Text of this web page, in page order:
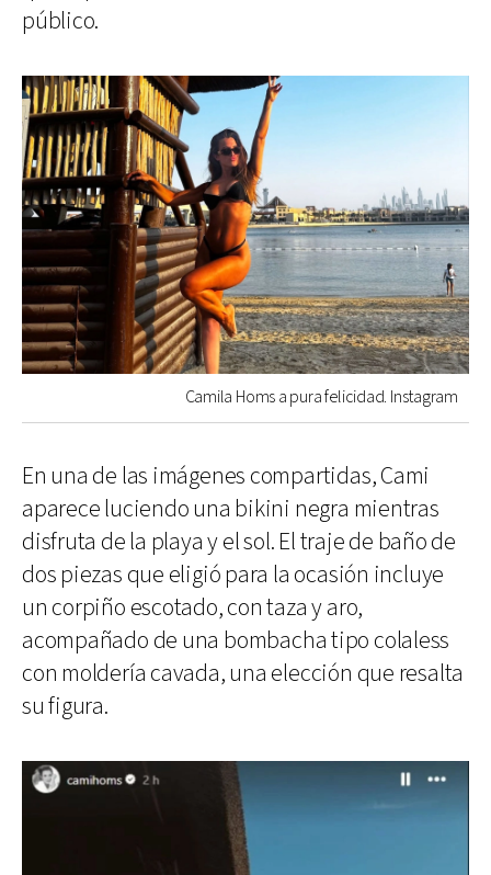
público.
Camila Homs a pura felicidad. Instagram
En una de las imágenes compartidas, Cami
aparece luciendo una bikini negra mientras
disfruta de la playa y el sol. El traje de baño de
dos piezas que eligió para la ocasión incluye
un corpiño escotado, con taza y aro,
acompañado de una bombacha tipo colaless
con moldería cavada, una elección que resalta
su figura.